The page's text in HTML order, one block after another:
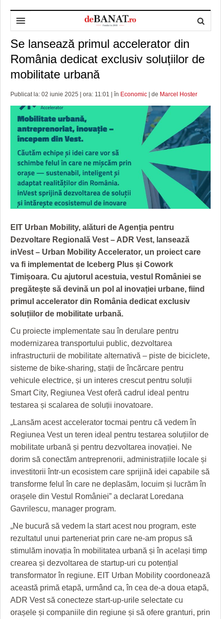
HOME
DESPRE NOI
POLITICA DE CONFIDENȚIALITATE
ADMINISTRAȚIE
PREFECTURA TIMIŞ
POLI TIMISOARA
FOTBAL JUDETEAN
ALTE SPORTURI
OPINII
DOSARELE DEBANAT
ETICA LUCIDITĂȚII ASISTATE
JURNAL DE CAMPANIE
ZÂMBETE AMARE
GRĂDINA TAICII DOMNULUI
ZIARISTU’ DE TERASĂ
CU OIŞTEA-N KIERKEGAARD
FINANŢĂRI DE LA A LA Z
PE SURSE
TIMP LIBER ȘI CULTURĂ
TIMP LIBER
ULTRAMARIN VA RECOMANDA
CULTURA
CRONICĂ DE FILM
UNDE MERGEM
FILME DOCUMENTARE
CLIPURI VIDEO
JOCURI ONLINE
ECONOMIC
AFACERI
SĂNĂTATE
MAI MULTE
ACCIDENTE
ANUNŢURI
INFO SI UTILE
CULTURA
INVATAMANT
FILME DOCUMENTARE
CLIPURI VIDEO
JOCURI ONLINE
DIVERSE
FARMACII DIN TIMIŞOARA
HARTA TIMIŞOAREI
LICEE, ŞCOLI ŞI GRĂDINIŢE DIN TIMIŞ
PRIMĂRIILE DIN TIMIŞ
SFATUL MEDICULUI
SFATURI JURIDICE
Se lansează primul accelerator din
România dedicat exclusiv soluțiilor de
mobilitate urbană
Publicat la: 02 iunie 2025 | ora: 11:01 | în Economic | de Marcel Hoster
EIT Urban Mobility, alături de Agenția pentru
Dezvoltare Regională Vest – ADR Vest, lansează
inVest – Urban Mobility Accelerator, un proiect care
va fi implementat de Iceberg Plus și Cowork
Timișoara. Cu ajutorul acestuia, vestul României se
pregătește să devină un pol al inovației urbane, fiind
primul accelerator din România dedicat exclusiv
soluțiilor de mobilitate urbană.
Cu proiecte implementate sau în derulare pentru
modernizarea transportului public, dezvoltarea
infrastructurii de mobilitate alternativă – piste de biciclete,
sisteme de bike-sharing, stații de încărcare pentru
vehicule electrice, și un interes crescut pentru soluții
Smart City, Regiunea Vest oferă cadrul ideal pentru
testarea și scalarea de soluții inovatoare.
„Lansăm acest accelerator tocmai pentru că vedem în
Regiunea Vest un teren ideal pentru testarea soluțiilor de
mobilitate urbană și pentru dezvoltarea inovației. Ne
dorim să conectăm antreprenorii, administrațiile locale și
investitorii într-un ecosistem care sprijină idei capabile să
transforme felul în care ne deplasăm, locuim și lucrăm în
orașele din Vestul României” a declarat Loredana
Gavrilescu, manager program.
„Ne bucură să vedem la start acest nou program, este
rezultatul unui parteneriat prin care ne-am propus să
stimulăm inovația în mobilitatea urbană și în același timp
crearea și dezvoltarea de startup-uri cu potențial
transformator în regiune. EIT Urban Mobility coordonează
această primă etapă, urmând ca, în cea de-a doua etapă,
ADR Vest să conecteze start-up-urile selectate cu
orașele și companiile din regiune și să ofere granturi, prin